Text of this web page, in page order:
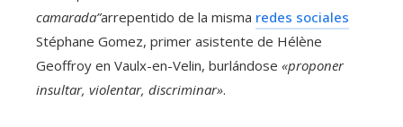
camarada”arrepentido de la misma redes sociales
Stéphane Gomez, primer asistente de Hélène
Geoffroy en Vaulx-en-Velin, burlándose «proponer
insultar, violentar, discriminar».